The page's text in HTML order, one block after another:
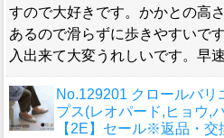
すので大好きです。かかとの高
あるので滑らずに歩きやすいで
入出来て大変うれしいです。早
No.129201 クロールバリ
プス(レオパード,ヒョウ,
【2E】セール※返品・交